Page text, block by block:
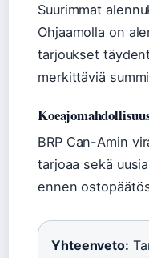
Suurimmat
Ohjaamolla on
tarjoukset
merkittäviä
BRP Can-Amin
tarjoaa sekä
ennen
Yhteenveto: